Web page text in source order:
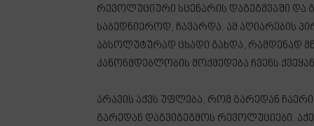
რევოლუციური სცენარის დაგეგმვაში და
საბედნიეროდ, ჩავარდა. ამ აღიარების
აბსოლუტურად ცხადი გახდა, რამდენად
კანონმდებლობის მოქმედება ჩვენს
არავის აქვს უფლება, რომ გარედან
გარედან დაგვიგეგმოს რევოლუციები.